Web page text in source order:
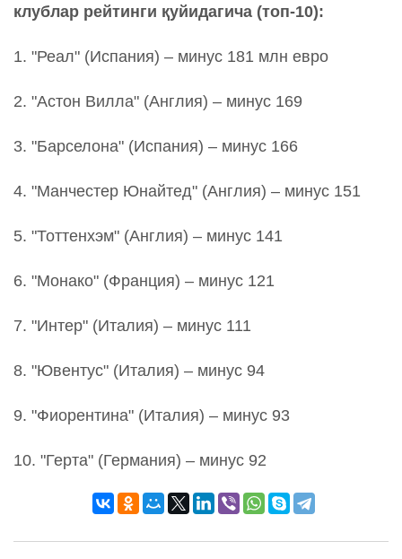
клублар рейтинги қуйидагича (топ-10):
1. "Реал" (Испания) – минус 181 млн евро
2. "Астон Вилла" (Англия) – минус 169
3. "Барселона" (Испания) – минус 166
4. "Манчестер Юнайтед" (Англия) – минус 151
5. "Тоттенхэм" (Англия) – минус 141
6. "Монако" (Франция) – минус 121
7. "Интер" (Италия) – минус 111
8. "Ювентус" (Италия) – минус 94
9. "Фиорентина" (Италия) – минус 93
10. "Герта" (Германия) – минус 92